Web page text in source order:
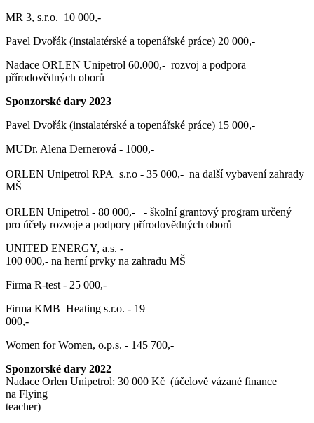
MR 3, s.r.o. 10 000,-
Pavel Dvořák (instalatérské a topenářské práce) 20 000,-
Nadace ORLEN Unipetrol 60.000,- rozvoj a podpora
přírodovědných oborů
Sponzorské dary 2023
Pavel Dvořák (instalatérské a topenářské práce) 15 000,-
MUDr. Alena Dernerová - 1000,-
ORLEN Unipetrol RPA s.r.o - 35 000,- na další vybavení zahrady
MŠ
ORLEN Unipetrol - 80 000,- - školní grantový program určený
pro účely rozvoje a podpory přírodovědných oborů
UNITED ENERGY, a.s. -
100 000,- na herní prvky na zahradu MŠ
Firma R-test - 25 000,-
Firma KMB Heating s.r.o. - 19
000,-
Women for Women, o.p.s. - 145 700,-
Sponzorské dary 2022
Nadace Orlen Unipetrol: 30 000 Kč (účelově vázané finance
na Flying
teacher)